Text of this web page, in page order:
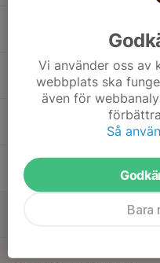
Fre
Vi använder oss
webbplats ska
även för
Så
Bara